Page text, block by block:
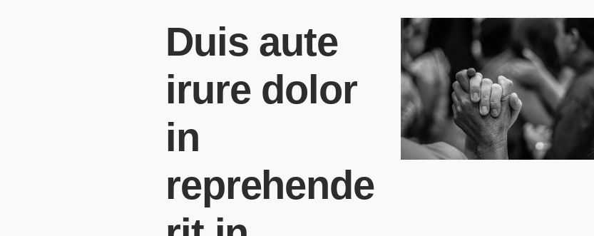
Duis aute
irure dolor
in
reprehende